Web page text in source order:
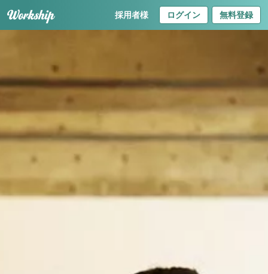
採用者様 ログイン 無料登録